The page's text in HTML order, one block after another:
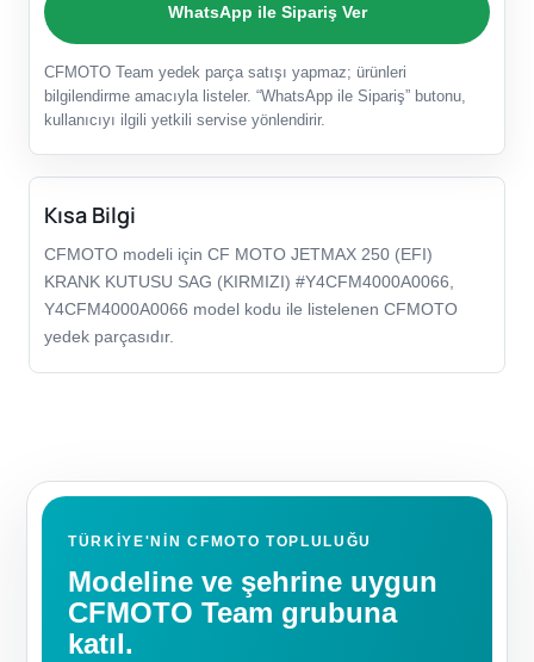
WhatsApp ile Sipariş Ver
CFMOTO Team yedek parça satışı yapmaz; ürünleri
bilgilendirme amacıyla listeler. “WhatsApp ile Sipariş” butonu,
kullanıcıyı ilgili yetkili servise yönlendirir.
Kısa Bilgi
CFMOTO modeli için CF MOTO JETMAX 250 (EFI)
KRANK KUTUSU SAG (KIRMIZI) #Y4CFM4000A0066,
Y4CFM4000A0066 model kodu ile listelenen CFMOTO
yedek parçasıdır.
TÜRKIYE'NIN CFMOTO TOPLULUĞU
Modeline ve şehrine uygun
CFMOTO Team grubuna
katıl.